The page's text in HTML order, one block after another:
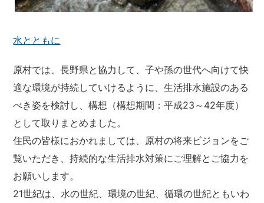
水とともに
原村では、長野県と協力して、子や孫の世代へ向けて快
適な環境が持続していけるように、生活排水施設のある
べき姿を検討し、構想（構想期間：平成23～42年度）
として取りまとめました。
住民の皆様におかれましては、原村の将来ビジョンをご
覧いただき、持続的な生活排水対策にご理解とご協力を
お願いします。
21世紀は、水の世紀、環境の世紀、循環の世紀ともいわ